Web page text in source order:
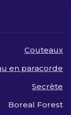
Couteaux
en paracorde
Secrète
Boreal Forest